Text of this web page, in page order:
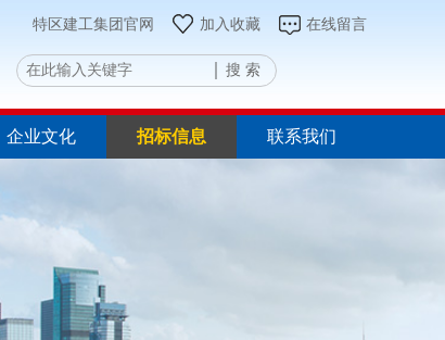
特区建工集团官网 加入收藏 在线留言
搜 索
企业文化 招标信息 联系我们